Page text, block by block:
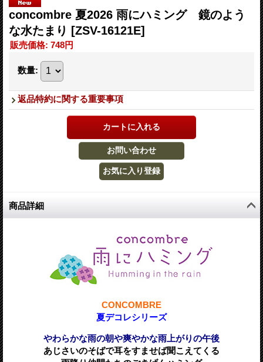
concombre 夏2026 雨にハミング 鏡のよう
な水たまり [ZSV-16121E]
販売価格: 748円
数量:
返品特約に関する重要事項
商品詳細
CONCOMBRE
夏デコレシリーズ
やわらかな雨の朝や爽やかな雨上がりの午後
あじさいのそばで耳をすませば聞こえてくる